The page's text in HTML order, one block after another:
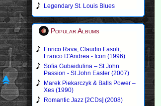
Legendary St. Louis Blues
Popular Albums
Enrico Rava, Claudio Fasoli,
Franco D'Andrea - Icon (1996)
Sofia Gubaidulina – St John
Passion - St John Easter (2007)
Marek Piekarczyk & Balls Power –
Xes (1990)
Romantic Jazz [2CDs] (2008)